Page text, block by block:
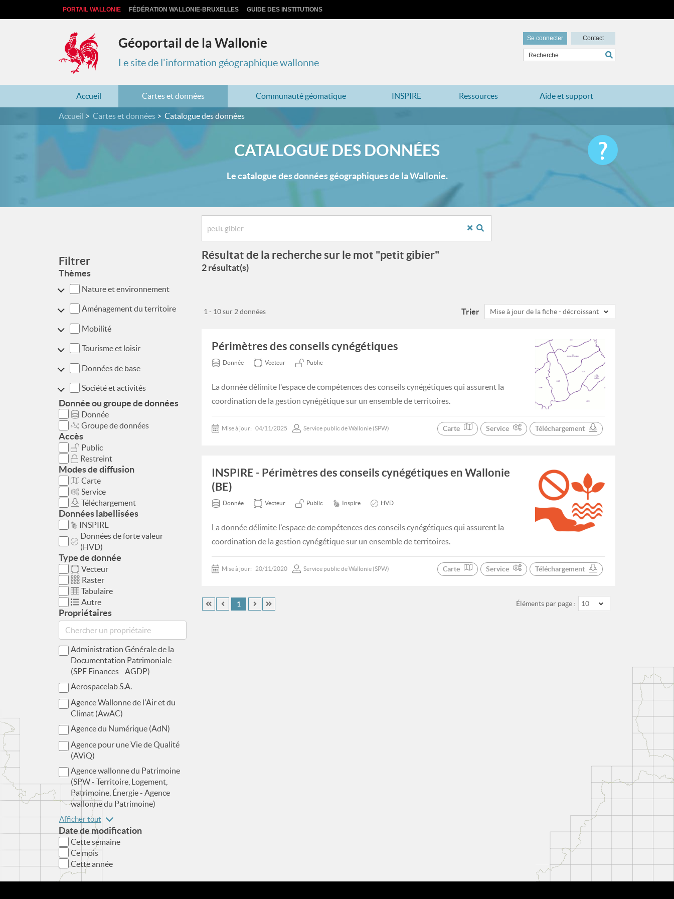
PORTAIL WALLONIE FÉDÉRATION WALLONIE-BRUXELLES GUIDE DES INSTITUTIONS
Géoportail de la Wallonie
Le site de l'information géographique wallonne
Se connecter Contact
Accueil Cartes et données Communauté géomatique INSPIRE Ressources Aide et support
Accueil Cartes et données Catalogue des données
CATALOGUE DES DONNÉES
Le catalogue des données géographiques de la Wallonie.
Filtrer
Thèmes
Nature et environnement
Aménagement du territoire
Mobilité
Tourisme et loisir
Données de base
Société et activités
Donnée ou groupe de données
Donnée
Groupe de données
Accès
Public
Restreint
Modes de diffusion
Carte
Service
Téléchargement
Données labellisées
INSPIRE
Données de forte valeur
(HVD)
Type de donnée
Vecteur
Raster
Tabulaire
Autre
Propriétaires
Administration Générale de la
Documentation Patrimoniale
(SPF Finances - AGDP)
Aerospacelab S.A.
Agence Wallonne de l'Air et du
Climat (AwAC)
Agence du Numérique (AdN)
Agence pour une Vie de Qualité
(AViQ)
Agence wallonne du Patrimoine
(SPW - Territoire, Logement,
Patrimoine, Énergie - Agence
wallonne du Patrimoine)
Afficher tout
Date de modification
Cette semaine
Ce mois
Cette année
Résultat de la recherche sur le mot "petit gibier"
2 résultat(s)
Trier Mise à jour de la fiche - décroissant
1 - 10 sur 2 données
Périmètres des conseils cynégétiques
Donnée Vecteur Public
La donnée délimite l'espace de compétences des conseils cynégétiques qui assurent la
coordination de la gestion cynégétique sur un ensemble de territoires.
Mise à jour: 04/11/2025 Service public de Wallonie (SPW) Carte Service Téléchargement
INSPIRE - Périmètres des conseils cynégétiques en Wallonie
(BE)
Donnée Vecteur Public Inspire HVD
La donnée délimite l'espace de compétences des conseils cynégétiques qui assurent la
coordination de la gestion cynégétique sur un ensemble de territoires.
Mise à jour: 20/11/2020 Service public de Wallonie (SPW) Carte Service Téléchargement
Éléments par page : 10
1